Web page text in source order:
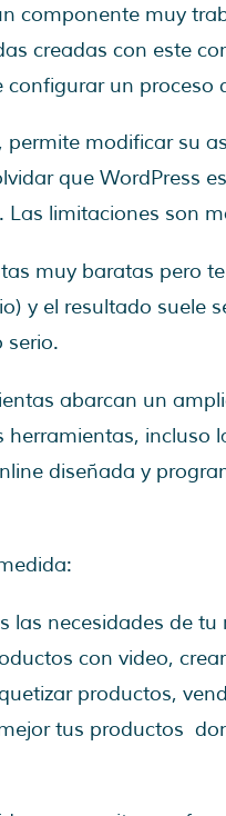
componente muy
creadas con este
un proceso
permite modificar su
que WordPress
limitaciones son
muy baratas pero
y el resultado suele
serio.
abarcan un
incluso
diseñada y
necesidades de tu
con video,
productos,
tus productos